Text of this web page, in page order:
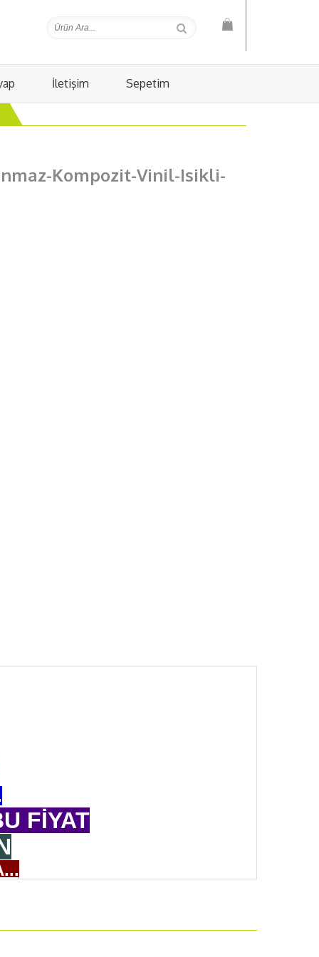
İletişim Sepetim
Kompozit-Vinil-Isikli-
FİYAT